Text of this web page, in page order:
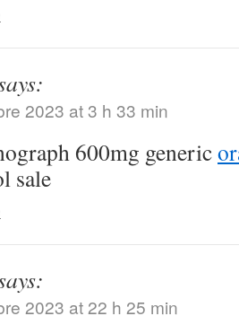
2023 at 3 h 33 min
600mg generic
sale
2023 at 22 h 25 min